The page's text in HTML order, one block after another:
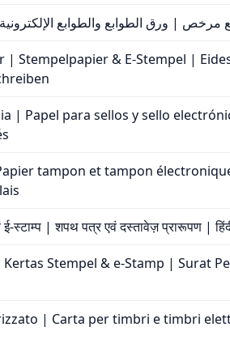
مرخص | ورق الطوابع والطوابع الإلكترونية
Stempelpapier & E-Stempel |
| Papel para sellos y sello
tampon et tampon
स्टाम्प | शपथ पत्र एवं दस्तावेज़ प्रारूपण |
Stempel & e-Stamp | Surat
| Carta per timbri e timbri